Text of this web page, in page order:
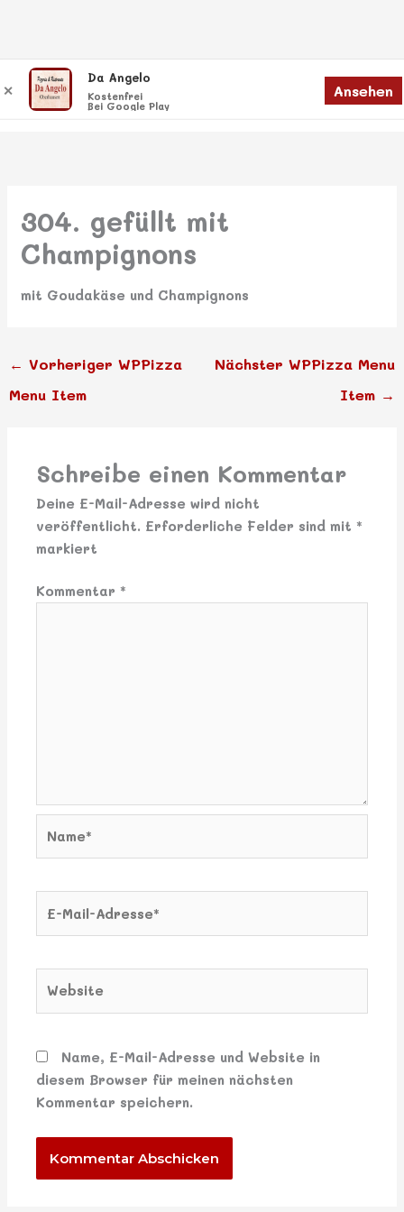
Inhalt
springen
Menü
Menü
304. gefüllt mit
Champignons
mit Goudakäse und Champignons
← Vorheriger WPPizza
Menu Item
Nächster WPPizza Menu
Item →
Schreibe einen Kommentar
Deine E-Mail-Adresse wird nicht
veröffentlicht. Erforderliche Felder sind mit*
markiert
Kommentar*
Mail-
Website
Name, E-Mail-Adresse und Website in
diesem Browser für meinen nächsten
Kommentar speichern.
✕
Da Angelo
Kostenfrei
Bei Google Play
Ansehen